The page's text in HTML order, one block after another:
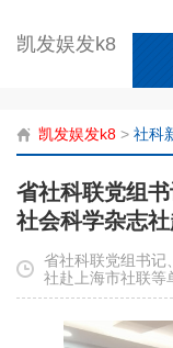
凯发娱发k8
凯发娱发k8 > 社科
省社科联党组
社会科学杂志
省社科联党组书记
社赴上海市社联等